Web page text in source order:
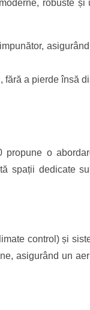
robuste și
a pierde însă
propune o
spații dedicate
control) și
asigurând un